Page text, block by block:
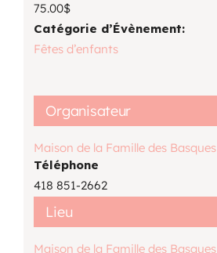
75.00$
Catégorie d’Évènement:
Fêtes d’enfants
Lieu
Maison de la Famille des Basques
Organisateur
Maison de la Famille des Basques
Téléphone
418 851-2662